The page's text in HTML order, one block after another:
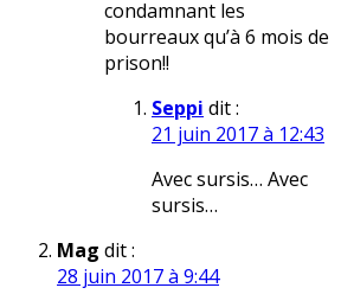
condamnant les
bourreaux qu’à 6 mois de
prison!!
Seppi dit :
21 juin 2017 à 12:43
Avec sursis… Avec
sursis…
Mag dit :
28 juin 2017 à 9:44